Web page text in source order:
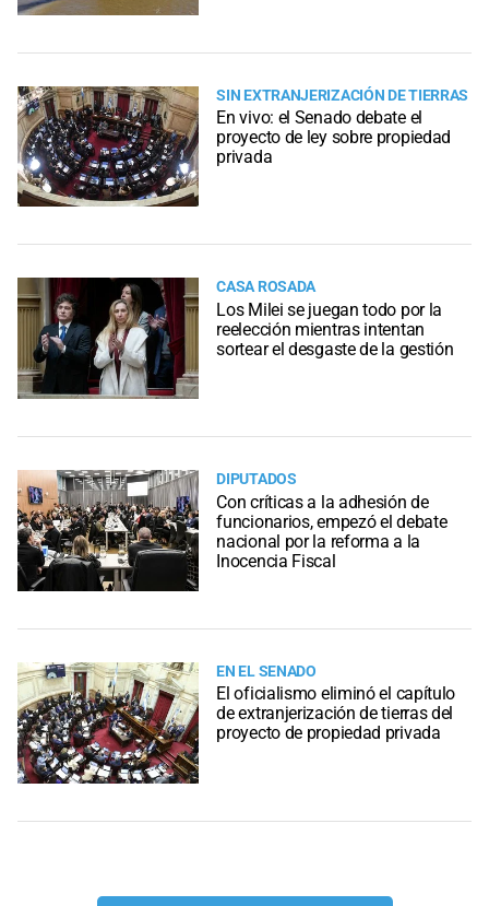
SIN EXTRANJERIZACIÓN DE TIERRAS
En vivo: el Senado debate el
proyecto de ley sobre propiedad
privada
CASA ROSADA
Los Milei se juegan todo por la
reelección mientras intentan
sortear el desgaste de la gestión
DIPUTADOS
Con críticas a la adhesión de
funcionarios, empezó el debate
nacional por la reforma a la
Inocencia Fiscal
EN EL SENADO
El oficialismo eliminó el capítulo
de extranjerización de tierras del
proyecto de propiedad privada